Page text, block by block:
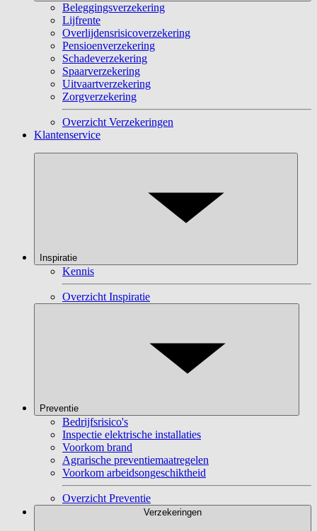
Beleggingsverzekering
Lijfrente
Overlijdensrisicoverzekering
Pensioenverzekering
Schadeverzekering
Spaarverzekering
Uitvaartverzekering
Zorgverzekering
Overzicht Verzekeringen
Klantenservice
Inspiratie
Kennis
Overzicht Inspiratie
Preventie
Bedrijfsrisico's
Inspectie elektrische installaties
Voorkom brand
Agrarische preventiemaatregelen
Voorkom arbeidsongeschiktheid
Overzicht Preventie
Verzekeringen